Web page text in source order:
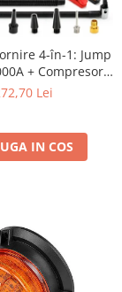
4-în-1: Jump
+ Compresor
Powerbank +
Lei
IN COS